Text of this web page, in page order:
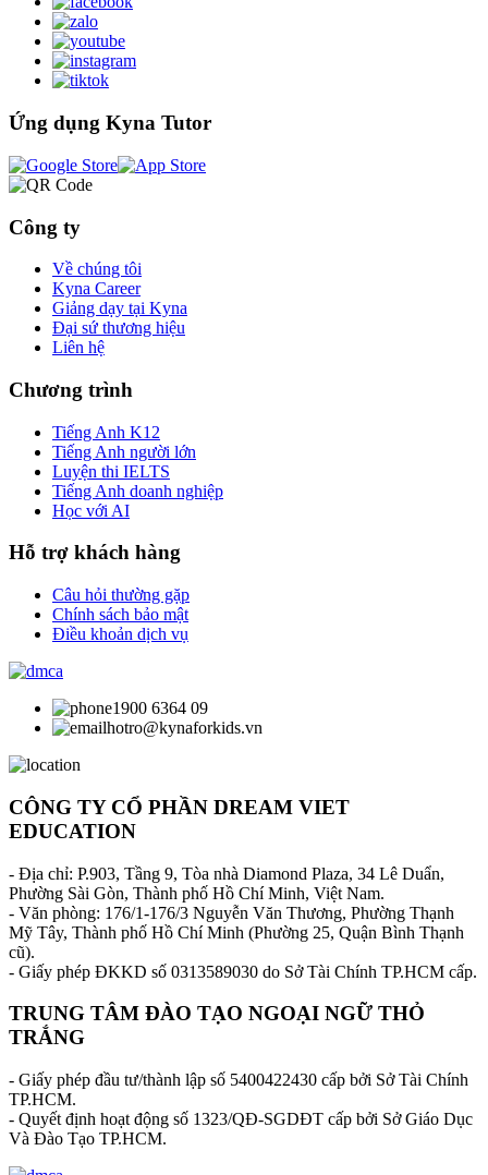
Ứng dụng Kyna Tutor
Công ty
Về chúng tôi
Kyna Career
Giảng dạy tại Kyna
Đại sứ thương hiệu
Liên hệ
Chương trình
Tiếng Anh K12
Tiếng Anh người lớn
Luyện thi IELTS
Tiếng Anh doanh nghiệp
Học với AI
Hỗ trợ khách hàng
Câu hỏi thường gặp
Chính sách bảo mật
Điều khoản dịch vụ
1900 6364 09
hotro@kynaforkids.vn
CÔNG TY CỔ PHẦN DREAM VIET
EDUCATION
- Địa chỉ: P.903, Tầng 9, Tòa nhà Diamond Plaza, 34 Lê Duẩn,
Phường Sài Gòn, Thành phố Hồ Chí Minh, Việt Nam.
- Văn phòng: 176/1-176/3 Nguyễn Văn Thương, Phường Thạnh
Mỹ Tây, Thành phố Hồ Chí Minh (Phường 25, Quận Bình Thạnh
cũ).
- Giấy phép ĐKKD số 0313589030 do Sở Tài Chính TP.HCM cấp.
TRUNG TÂM ĐÀO TẠO NGOẠI NGỮ THỎ
TRẮNG
- Giấy phép đầu tư/thành lập số 5400422430 cấp bởi Sở Tài Chính
TP.HCM.
- Quyết định hoạt động số 1323/QĐ-SGDĐT cấp bởi Sở Giáo Dục
Và Đào Tạo TP.HCM.